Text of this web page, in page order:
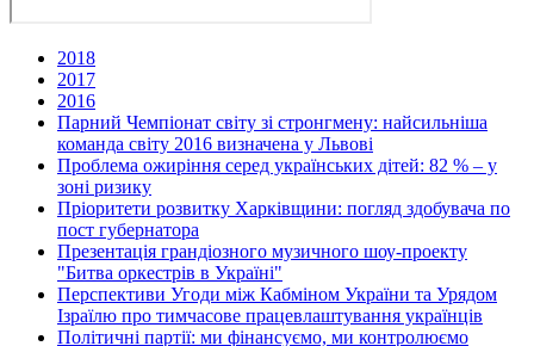
2018
2017
2016
Парний Чемпіонат світу зі стронгмену: найсильніша
команда світу 2016 визначена у Львові
Проблема ожиріння серед українських дітей: 82 % – у
зоні ризику
Пріоритети розвитку Харківщини: погляд здобувача по
пост губернатора
Презентація грандіозного музичного шоу-проекту
"Битва оркестрів в Україні"
Перспективи Угоди між Кабміном України та Урядом
Ізраїлю про тимчасове працевлаштування українців
Політичні партії: ми фінансуємо, ми контролюємо